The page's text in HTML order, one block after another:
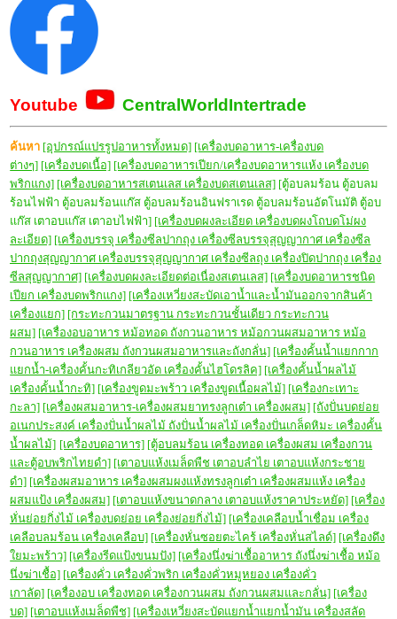
Youtube CentralWorldIntertrade
ค้นหา [อุปกรณ์แปรรูปอาหารทั้งหมด] [เครื่องบดอาหาร-เครื่องบด
ต่างๆ] [เครื่องบดเนื้อ] [เครื่องบดอาหารเปียก/เครื่องบดอาหารแห้ง เครื่องบด
พริกแกง] [เครื่องบดอาหารสเตนเลส เครื่องบดสเตนเลส] [ตู้อบลมร้อน ตู้อบลม
ร้อนไฟฟ้า ตู้อบลมร้อนแก๊ส ตู้อบลมร้อนอินฟราเรด ตู้อบลมร้อนอัตโนมัติ ตู้อบ
แก๊ส เตาอบแก๊ส เตาอบไฟฟ้า] [เครื่องบดผงละเอียด เครื่องบดผงโถบดโม่ผง
ละเอียด] [เครื่องบรรจุ เครื่องซีลปากถุง เครื่องซีลบรรจุสุญญากาศ เครื่องซีล
ปากถุงสุญญากาศ เครื่องบรรจุสุญญากาศ เครื่องซีลถุง เครื่องปิดปากถุง เครื่อง
ซีลสุญญากาศ] [เครื่องบดผงละเอียดต่อเนื่องสเตนเลส] [เครื่องบดอาหารชนิด
เปียก เครื่องบดพริกแกง] [เครื่องเหวี่ยงสะบัดเอาน้ำและน้ำมันออกจากสินค้า
เครื่องแยก] [กระทะกวนมาตรฐาน กระทะกวนชั้นเดียว กระทะกวน
ผสม] [เครื่องอบอาหาร หม้อทอด ถังกวนอาหาร หม้อกวนผสมอาหาร หม้อ
กวนอาหาร เครื่องผสม ถังกวนผสมอาหารและถังกลั่น] [เครื่องคั้นน้ำแยกกาก
แยกน้ำ-เครื่องคั้นกะทิเกลียวอัด เครื่องคั้นไฮโดรลิค] [เครื่องคั้นน้ำผลไม้
เครื่องคั้นน้ำกะทิ] [เครื่องขูดมะพร้าว เครื่องขูดเนื้อผลไม้] [เครื่องกะเทาะ
กะลา] [เครื่องผสมอาหาร-เครื่องผสมยาทรงลูกเต๋า เครื่องผสม] [ถังปั่นบดย่อย
อเนกประสงค์ เครื่องปั่นน้ำผลไม้ ถังปั่นน้ำผลไม้ เครื่องปั่นเกล็ดหิมะ เครื่องคั้น
น้ำผลไม้] [เครื่องบดอาหาร] [ตู้อบลมร้อน เครื่องทอด เครื่องผสม เครื่องกวน
และตู้อบพริกไทยดำ] [เตาอบแห้งเมล็ดพืช เตาอบลำไย เตาอบแห้งกระชาย
ดำ] [เครื่องผสมอาหาร เครื่องผสมผงแห้งทรงลูกเต๋า เครื่องผสมแห้ง เครื่อง
ผสมแป้ง เครื่องผสม] [เตาอบแห้งขนาดกลาง เตาอบแห้งราคาประหยัด] [เครื่อง
หั่นย่อยกิ่งไม้ เครื่องบดย่อย เครื่องย่อยกิ่งไม้] [เครื่องเคลือบน้ำเชื่อม เครื่อง
เคลือบลมร้อน เครื่องเคลือบ] [เครื่องหั่นซอยตะไคร้ เครื่องหั่นสไลด์] [เครื่องดึง
ใยมะพร้าว] [เครื่องรีดแป้งขนมปัง] [เครื่องนึ่งฆ่าเชื้ออาหาร ถังนึ่งฆ่าเชื้อ หม้อ
นึ่งฆ่าเชื้อ] [เครื่องคั่ว เครื่องคั่วพริก เครื่องคั่วหมูหยอง เครื่องคั่ว
เกาลัด] [เครื่องอบ เครื่องทอด เครื่องกวนผสม ถังกวนผสมและกลั่น] [เครื่อง
บด] [เตาอบแห้งเมล็ดพืช] [เครื่องเหวี่ยงสะบัดแยกน้ำแยกน้ำมัน เครื่องสลัด